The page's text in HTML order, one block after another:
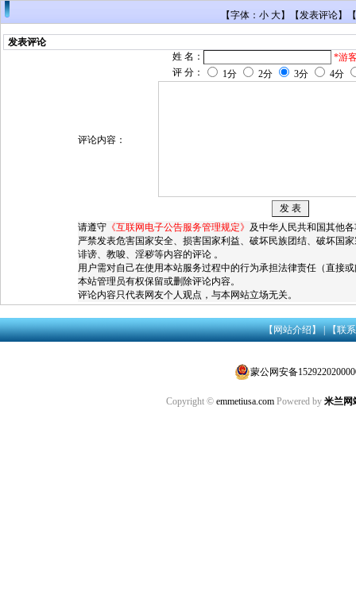
【字体：小 大】【发表评论】【
发表评论
姓 名：
*游
评 分：
1分 2分 3分 4分
评论内容：
请遵守 《互联网电子公告服务管理规定》 及中华人民共和国其他
严禁发表危害国家安全、损害国家利益、破坏民族团结、破坏国
诽谤、教唆、淫秽等内容的评论 。
用户需对自己在使用本站服务过程中的行为承担法律责任（直接
本站管理员有权保留或删除评论内容。
评论内容只代表网友个人观点，与本网站立场无关。
【网站介绍】|【联
蒙公网安备
Copyright © emmetiusa.comPowered by 米兰网